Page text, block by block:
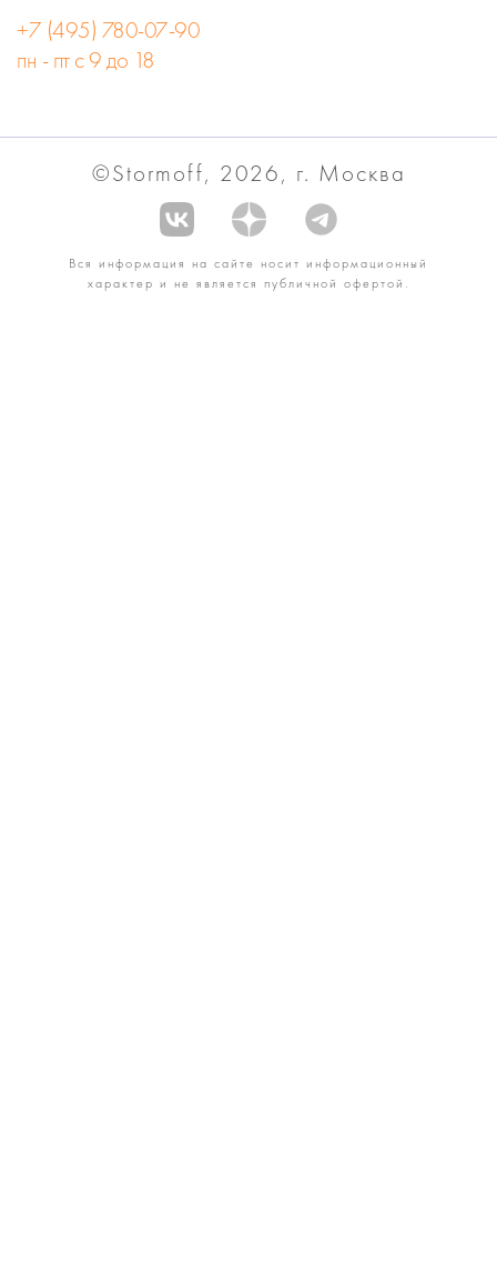
+7 (495) 780-07-90
пн - пт с 9 до 18
©Stormoff, 2026, г. Москва
Вся информация на сайте носит информационный
характер и не является публичной офертой.